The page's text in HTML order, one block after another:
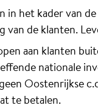
in het kader van
van de klanten.
aan klanten
nationale
Oostenrijkse
te betalen.